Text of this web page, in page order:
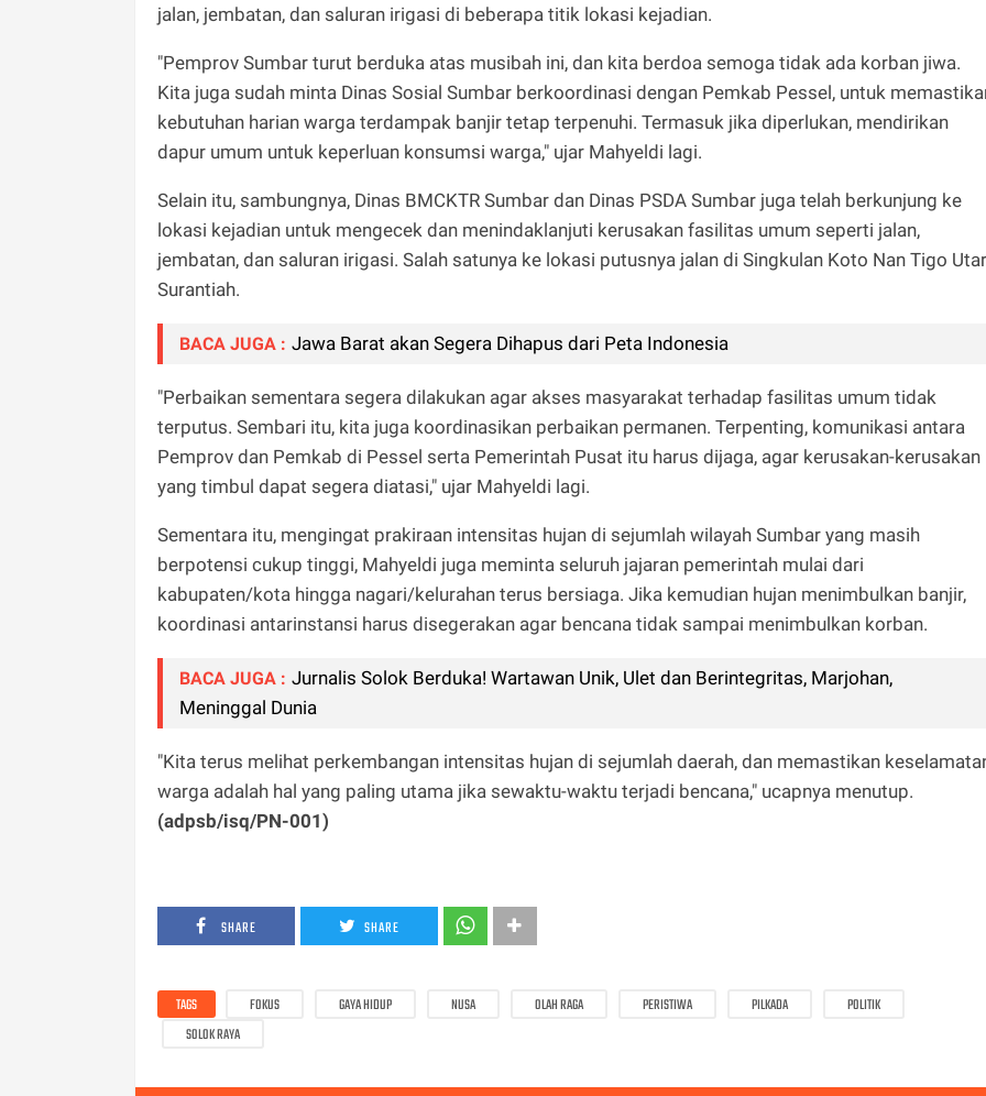
jalan, jembatan, dan saluran irigasi di beberapa titik lokasi kejadian.
"Pemprov Sumbar turut berduka atas musibah ini, dan kita berdoa semoga tidak ada korban jiwa.
Kita juga sudah minta Dinas Sosial Sumbar berkoordinasi dengan Pemkab Pessel, untuk
kebutuhan harian warga terdampak banjir tetap terpenuhi. Termasuk jika diperlukan, mendirikan
dapur umum untuk keperluan konsumsi warga," ujar Mahyeldi lagi.
Selain itu, sambungnya, Dinas BMCKTR Sumbar dan Dinas PSDA Sumbar juga telah berkunjung ke
lokasi kejadian untuk mengecek dan menindaklanjuti kerusakan fasilitas umum seperti jalan,
jembatan, dan saluran irigasi. Salah satunya ke lokasi putusnya jalan di Singkulan Koto Nan Tigo
Surantiah.
BACA JUGA : Jawa Barat akan Segera Dihapus dari Peta Indonesia
"Perbaikan sementara segera dilakukan agar akses masyarakat terhadap fasilitas umum tidak
terputus. Sembari itu, kita juga koordinasikan perbaikan permanen. Terpenting, komunikasi antara
Pemprov dan Pemkab di Pessel serta Pemerintah Pusat itu harus dijaga, agar kerusakan-kerusakan
yang timbul dapat segera diatasi," ujar Mahyeldi lagi.
Sementara itu, mengingat prakiraan intensitas hujan di sejumlah wilayah Sumbar yang masih
berpotensi cukup tinggi, Mahyeldi juga meminta seluruh jajaran pemerintah mulai dari
kabupaten/kota hingga nagari/kelurahan terus bersiaga. Jika kemudian hujan menimbulkan banjir,
koordinasi antarinstansi harus disegerakan agar bencana tidak sampai menimbulkan korban.
BACA JUGA : Jurnalis Solok Berduka! Wartawan Unik, Ulet dan Berintegritas, Marjohan,
Meninggal Dunia
"Kita terus melihat perkembangan intensitas hujan di sejumlah daerah, dan memastikan
warga adalah hal yang paling utama jika sewaktu-waktu terjadi bencana," ucapnya menutup.
(adpsb/isq/PN-001)
SHARE SHARE
TAGS FOKUS GAYA HIDUP NUSA OLAH RAGA PERISTIWA PILKADA
POLITIK
SOLOK RAYA